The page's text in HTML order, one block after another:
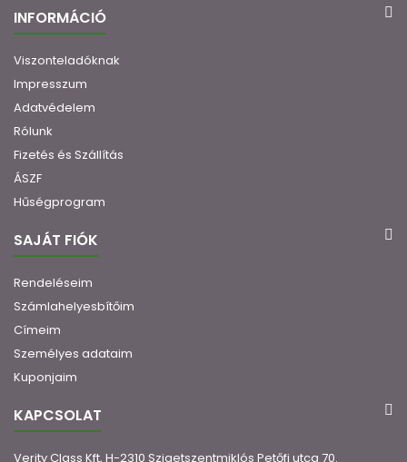
INFORMÁCIÓ
Viszonteladóknak
Impresszum
Adatvédelem
Rólunk
Fizetés és Szállítás
ÁSZF
Hűségprogram
SAJÁT FIÓK
Rendeléseim
Számlahelyesbítőim
Címeim
Személyes adataim
Kuponjaim
KAPCSOLAT
Verity Class Kft, H-2310 Szigetszentmiklós Petőfi utca 70.